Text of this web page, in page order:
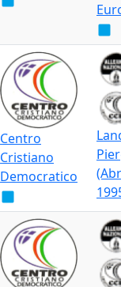
Centro
Cristiano
Democratico